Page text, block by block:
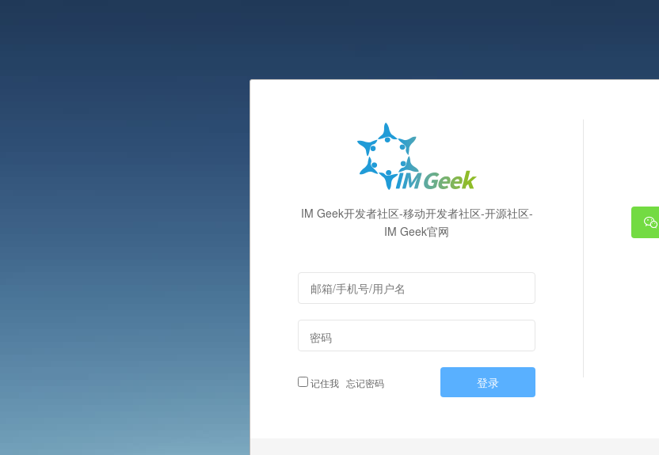
IM Geek开发者社区-移动开发者社区-开源社区-
IM Geek官网
密码
登录
记住我 忘记密码